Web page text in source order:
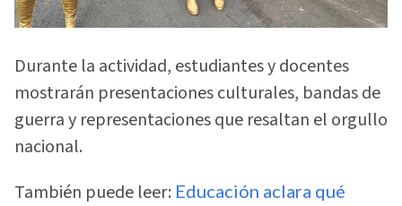
Durante la actividad, estudiantes y docentes
mostrarán presentaciones culturales, bandas de
guerra y representaciones que resaltan el orgullo
nacional.
También puede leer: Educación aclara qué